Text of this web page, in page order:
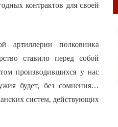
контрактов для своей
артиллерии полковника
ставило перед собой
производившихся у нас
будет, без сомнения…
систем, действующих